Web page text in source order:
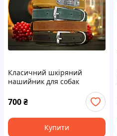
Класичний шкіряний
нашийник для собак
700₴
Купити